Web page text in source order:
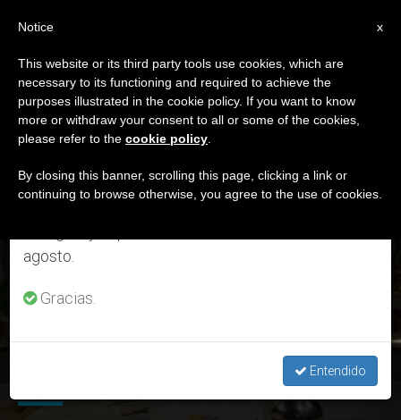
ETIQUETA
Posts Tagged ‘jueves
Santo’
ÚLTIMAS NOTICIAS
Jueves Santo: El regalo del Papa a los sacerdotes de Roma
×
Aviso importante
Del 27 de julio al 7 de agosto haremos la pausa
anual, aprovechando que en el periodo de verano
se generan menos informaciones y también el
agosto.
Gracias.
Entendido
x
Notice
This website or its third party tools use cookies, which are
necessary to its functioning and required to achieve the
purposes illustrated in the cookie policy. If you want to know
more or withdraw your consent to all or some of the cookies,
please refer to the cookie policy
By closing this banner, scrolling this page, clicking a link or
continuing to browse otherwise, you agree to the use of cookies.